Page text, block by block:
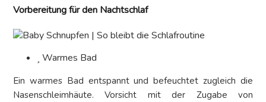
Vorbereitung für den Nachtschlaf
Warmes Bad
Ein warmes Bad entspannt und befeuchtet zugleich die
Nasenschleimhäute. Vorsicht mit der Zugabe von